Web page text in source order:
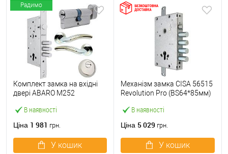
Радимо
В наявності
Комплект замка на вхідні
двері ABARO M252
B100, протектором і
Ціна 1 981 грн.
У кошик
В наявності
Механізм замка CISA 56515
Revolution Pro (BS64*85мм)
торцевої планки
Ціна 5 029 грн.
У кошик